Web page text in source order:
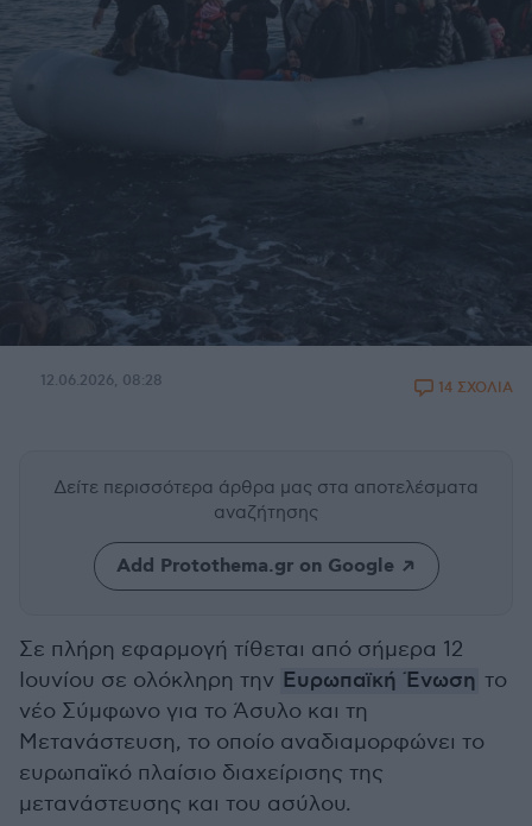
12.06.2026, 08:28 14 ΣΧΟΛΙΑ
Δείτε περισσότερα άρθρα μας στα αποτελέσματα
αναζήτησης
Add Protothema.gr on Google
Σε πλήρη εφαρμογή τίθεται από σήμερα 12
Ιουνίου σε ολόκληρη την Ευρωπαϊκή Ένωση το
νέο Σύμφωνο για το Άσυλο και τη
Μετανάστευση, το οποίο αναδιαμορφώνει το
ευρωπαϊκό πλαίσιο διαχείρισης της
μετανάστευσης και του ασύλου.